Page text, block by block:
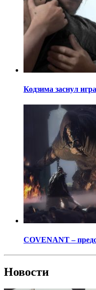
Кодзима заснул
COVENANT –
Новости